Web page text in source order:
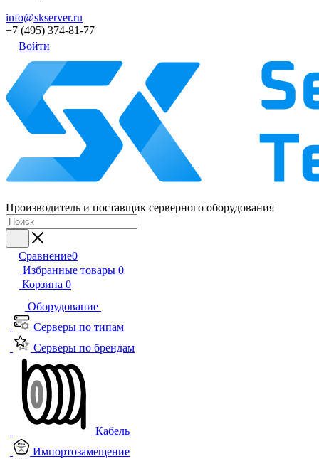
info@skserver.ru
+7 (495) 374-81-77
Войти
Производитель и поставщик серверного оборудования
Сравнение0
Избранные товары 0
Корзина 0
Оборудование
Серверы по типам
Серверы по брендам
Кабель
Импортозамещение